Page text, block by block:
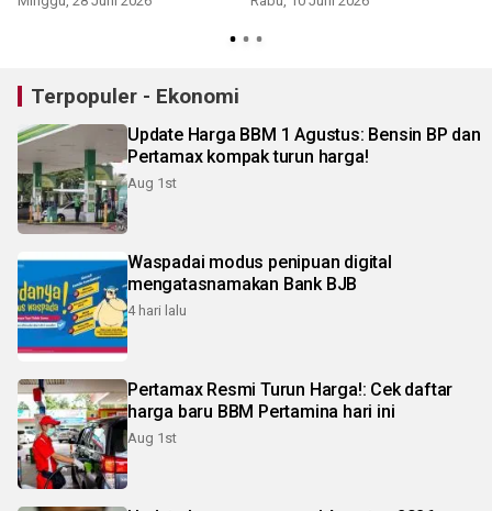
Terpopuler - Ekonomi
Update Harga BBM 1 Agustus: Bensin BP dan
Pertamax kompak turun harga!
Aug 1st
Waspadai modus penipuan digital
mengatasnamakan Bank BJB
4 hari lalu
Pertamax Resmi Turun Harga!: Cek daftar
harga baru BBM Pertamina hari ini
Aug 1st